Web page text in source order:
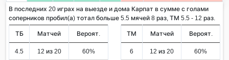
В последних 20 играх на выезде и дома Карпат в сумме с голами
соперников пробил(а) тотал больше 5.5 мячей 8 раз, ТМ 5.5 - 12 раз.
ТБ Матчей Вероят.
4.5 12 из 20 60%
ТМ Матчей Вероят.
6 12 из 20 60%